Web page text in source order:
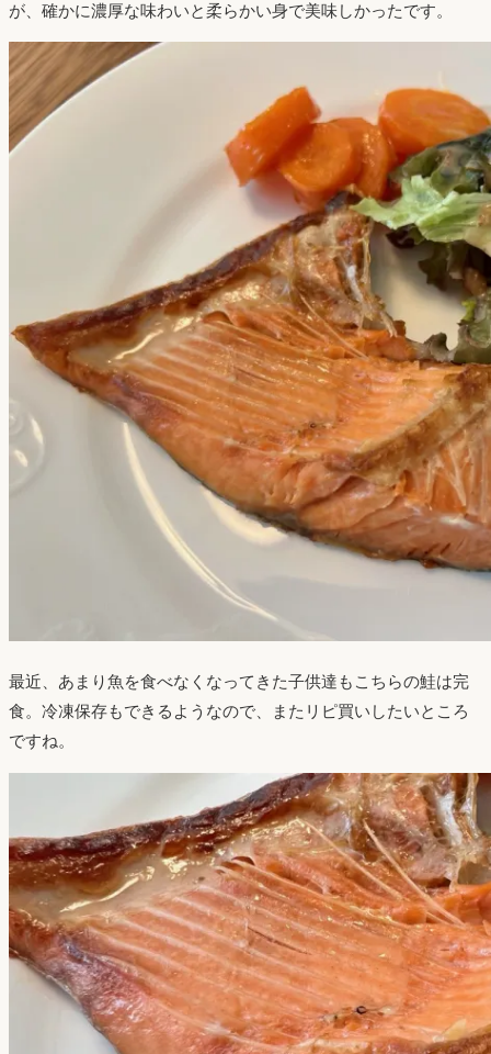
が、確かに濃厚な味わいと柔らかい身で美味しかったです。
最近、あまり魚を食べなくなってきた子供達もこちらの鮭は完
食。冷凍保存もできるようなので、またリピ買いしたいところ
ですね。